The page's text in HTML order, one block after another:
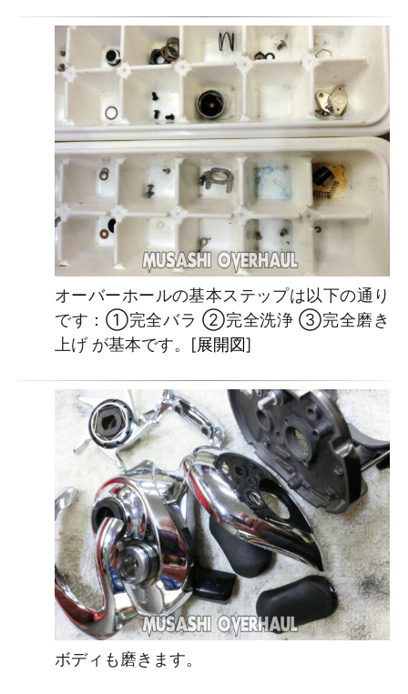
オーバーホールの基本ステップは以下の通り
です：①完全バラ ②完全洗浄 ③完全磨き
上げ が基本です。[展開図]
ボディも磨きます。